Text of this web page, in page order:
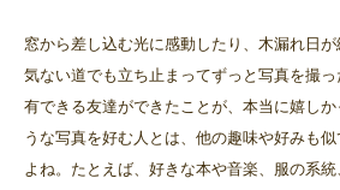
窓から差し込む光に感動したり、木漏れ日
気ない道でも立ち止まってずっと写真を撮
有できる友達ができたことが、本当に嬉し
うな写真を好む人とは、他の趣味や好みも
よね。たとえば、好きな本や音楽、服の系統